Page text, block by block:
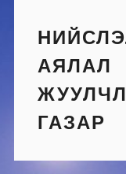
content
АЯЛАЛ
ГАЗАР